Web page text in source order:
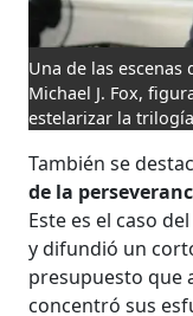
Una de las escenas
Michael J. Fox,
estelarizar la trilogía
También se
de la
Este es el caso
y difundió un
presupuesto que
concentró sus